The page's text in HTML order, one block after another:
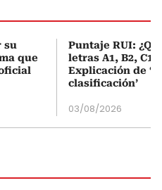
su
que
Puntaje RUI:
letras A1, B2, C1
Explicación de
clasificación’
03/08/2026